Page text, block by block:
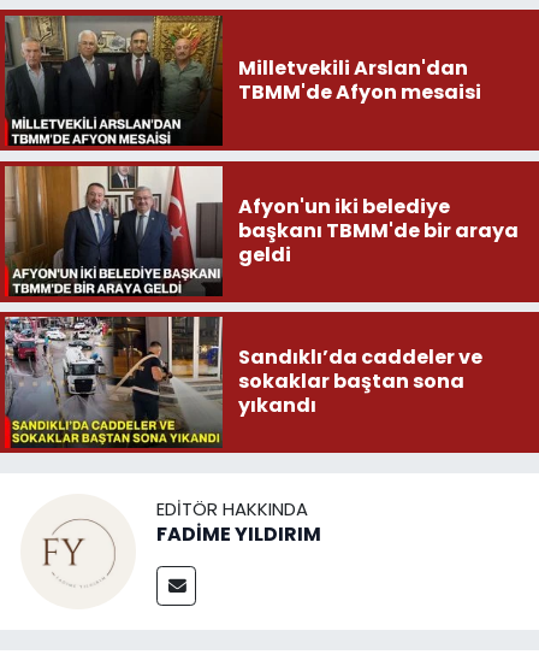
Milletvekili Arslan'dan
TBMM'de Afyon mesaisi
Afyon'un iki belediye
başkanı TBMM'de bir araya
geldi
Sandıklı’da caddeler ve
sokaklar baştan sona
yıkandı
EDITÖR HAKKINDA
FADİME YILDIRIM